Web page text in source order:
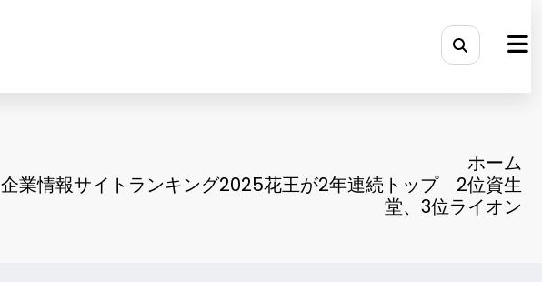
ホーム
企業情報サイトランキング2025花王が2年連続トップ 2位資生
堂、3位ライオン